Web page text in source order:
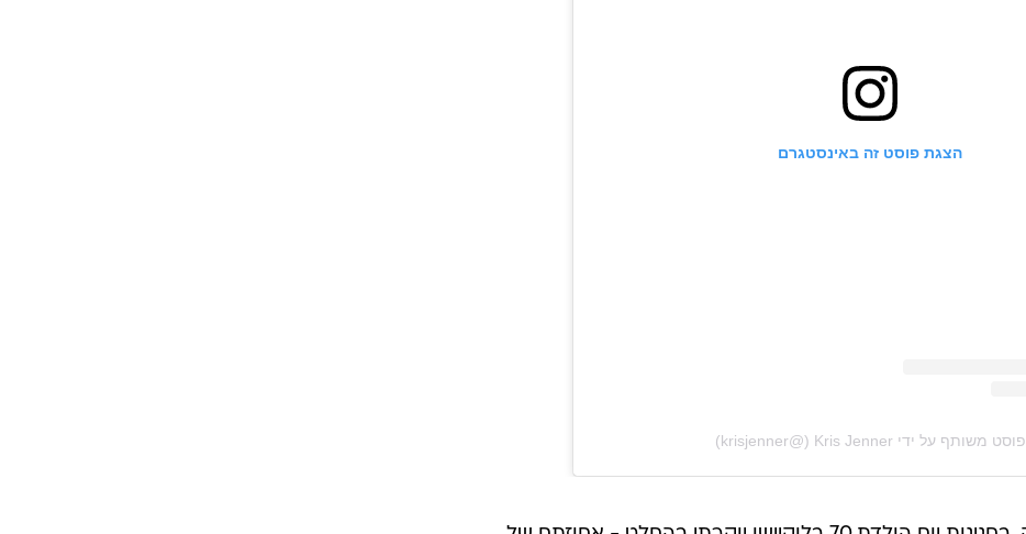
הצגת פוסט זה באינסטגרם
פוסט משותף על ידי ‏‎Kris Jenner‎‏ (@‏‎krisjenner‎‏)